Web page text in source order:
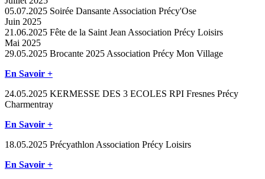
05.07.2025 Soirée DansanteAssociation Précy'Ose
Juin 2025
21.06.2025 Fête de la Saint JeanAssociation Précy Loisirs
Mai 2025
29.05.2025 Brocante 2025Association Précy Mon Village
En Savoir +
24.05.2025 KERMESSE DES 3 ECOLES RPI Fresnes Précy
Charmentray
En Savoir +
18.05.2025 PrécyathlonAssociation Précy Loisirs
En Savoir +